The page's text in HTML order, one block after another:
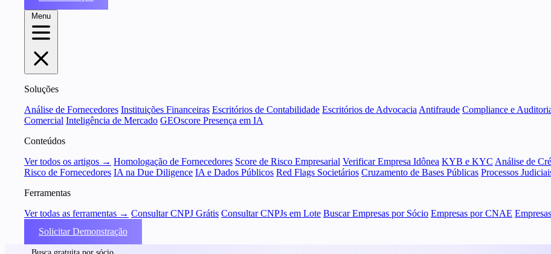
Menu
Soluções
Análise de Fornecedores Instituições Financeiras Escritórios de Contabilidade Escritórios de Advocacia Antifraude Compliance e
Comercial Inteligência de Mercado GEOscore Presença em IA
Conteúdos
Ver todos os artigos → Homologação de Fornecedores Score de Risco Empresarial Verificar Empresa Idônea KYB e KYC Análise de
Risco de Fornecedores IA na Due Diligence IA e Dados Públicos Red Flags Societários Cruzamento de Bases Públicas Processos
Ferramentas
Ver todas as ferramentas → Consultar CNPJ Grátis Consultar CNPJs em Lote Buscar Empresas por Sócio Empresas por CNAE
Solicitar Demonstração